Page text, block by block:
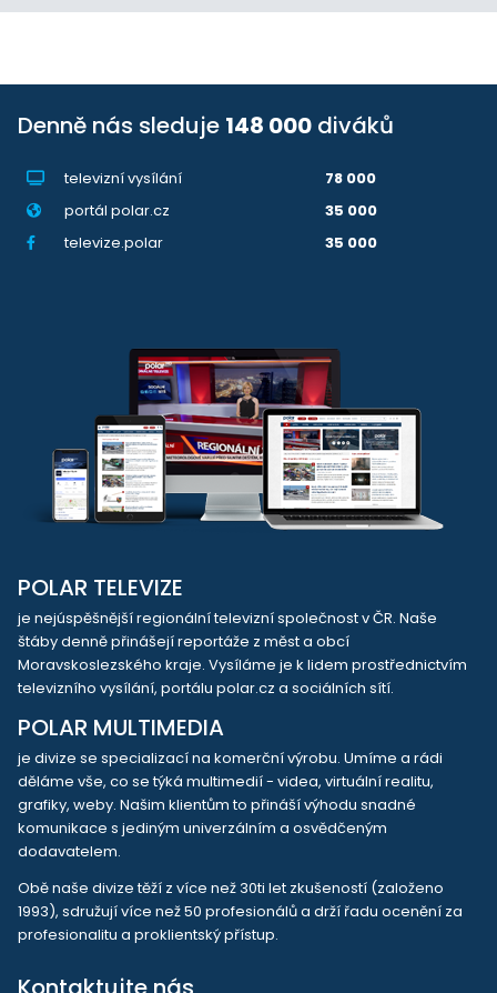
Denně nás sleduje 148 000 diváků
televizní vysílání
78 000
portál polar.cz
35 000
televize.polar
35 000
POLAR TELEVIZE
je nejúspěšnější regionální televizní společnost v ČR. Naše
štáby denně přinášejí reportáže z měst a obcí
Moravskoslezského kraje. Vysíláme je k lidem prostřednictvím
televizního vysílání, portálu polar.cz a sociálních sítí.
POLAR MULTIMEDIA
je divize se specializací na komerční výrobu. Umíme a rádi
děláme vše, co se týká multimedií - videa, virtuální realitu,
grafiky, weby. Našim klientům to přináší výhodu snadné
komunikace s jediným univerzálním a osvědčeným
dodavatelem.
Obě naše divize těží z více než 30ti let zkušeností (založeno
1993), sdružují více než 50 profesionálů a drží řadu ocenění za
profesionalitu a proklientský přístup.